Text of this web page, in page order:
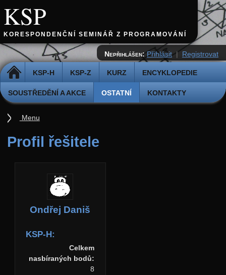
KSP
KORESPONDENČNÍ SEMINÁŘ Z PROGRAMOVÁNÍ
DOMŮ KSP-H KSP-Z KURZ ENCYKLOPEDIE
SOUSTŘEDĚNÍ A AKCE OSTATNÍ KONTAKTY
Nepřihlášen: Přihlásit | Registrovat
Profil řešitele
Ondřej Daniš
KSP-H:
Celkem
nasbíraných bodů:
8
Menu